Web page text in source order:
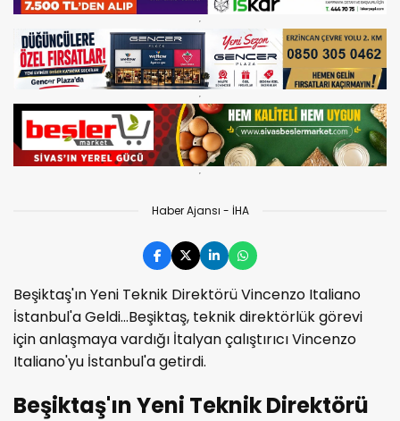
Haber Ajansı - İHA
Beşiktaş'ın Yeni Teknik Direktörü Vincenzo Italiano
İstanbul'a Geldi...Beşiktaş, teknik direktörlük görevi
için anlaşmaya vardığı İtalyan çalıştırıcı Vincenzo
Italiano'yu İstanbul'a getirdi.
Beşiktaş'ın Yeni Teknik Direktörü